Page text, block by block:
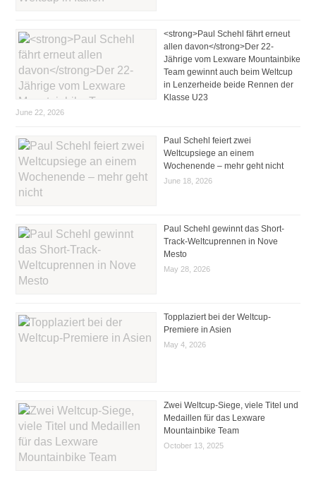
<strong>Paul Schehl fährt erneut
allen davon</strong>Der 22-
Jährige vom Lexware Mountainbike
Team gewinnt auch beim Weltcup
in Lenzerheide beide Rennen der
Klasse U23
June 22, 2026
Paul Schehl feiert zwei
Weltcupsiege an einem
Wochenende – mehr geht nicht
June 18, 2026
Paul Schehl gewinnt das Short-
Track-Weltcuprennen in Nove
Mesto
May 28, 2026
Topplaziert bei der Weltcup-
Premiere in Asien
May 4, 2026
Zwei Weltcup-Siege, viele Titel und
Medaillen für das Lexware
Mountainbike Team
October 13, 2025